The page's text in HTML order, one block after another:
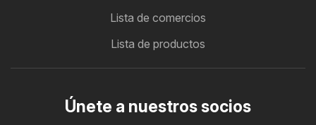
Lista de comercios
Lista de productos
Únete a nuestros socios